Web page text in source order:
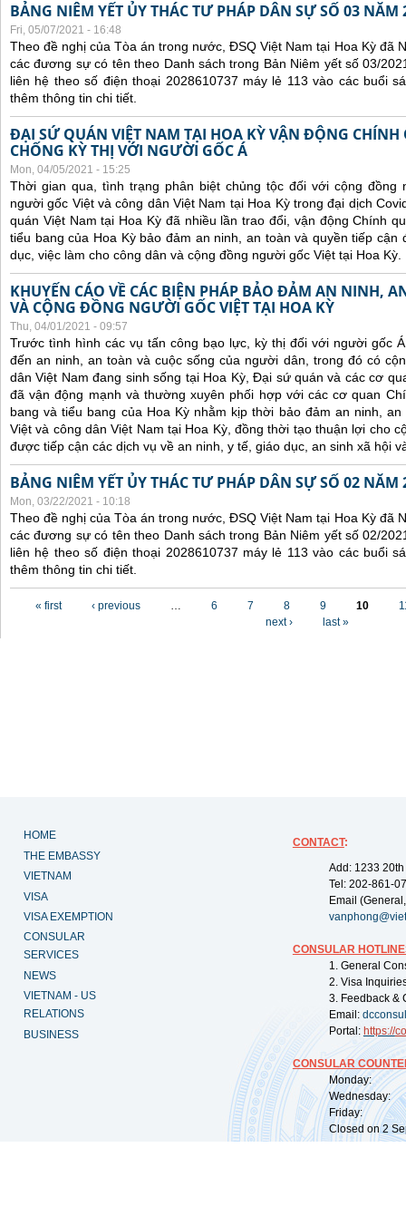
BẢNG NIÊM YẾT ỦY THÁC TƯ PHÁP DÂN SỰ SỐ 03 NĂM
Fri, 05/07/2021 - 16:48
Theo đề nghị của Tòa án trong nước, ĐSQ Việt Nam tại Hoa Kỳ đã
các đương sự có tên theo Danh sách trong Bản Niêm yết số 03/
liên hệ theo số điện thoại 2028610737 máy lẻ 113 vào các buổi
thêm thông tin chi tiết.
ĐẠI SỨ QUÁN VIỆT NAM TẠI HOA KỲ VẬN ĐỘNG CHÍNH
CHỐNG KỲ THỊ VỚI NGƯỜI GỐC Á
Mon, 04/05/2021 - 15:25
Thời gian qua, tình trạng phân biệt chủng tộc đối với cộng đồng
người gốc Việt và công dân Việt Nam tại Hoa Kỳ trong đại dịch
quán Việt Nam tại Hoa Kỳ đã nhiều lần trao đổi, vận động Chính
tiểu bang của Hoa Kỳ bảo đảm an ninh, an toàn và quyền tiếp cận
dục, việc làm cho công dân và cộng đồng người gốc Việt tại Hoa Kỳ.
KHUYẾN CÁO VỀ CÁC BIỆN PHÁP BẢO ĐẢM AN NINH,
VÀ CỘNG ĐỒNG NGƯỜI GỐC VIỆT TẠI HOA KỲ
Thu, 04/01/2021 - 09:57
Trước tình hình các vụ tấn công bạo lực, kỳ thị đối với người gốc
đến an ninh, an toàn và cuộc sống của người dân, trong đó có
dân Việt Nam đang sinh sống tại Hoa Kỳ,Đại sứ quán và các cơ
đãvận động mạnh và thường xuyên phối hợpvới cáccơ quan
bang và tiểu bang của Hoa Kỳ nhằm kịp thời bảo đảm an ninh,
Việtvà công dân Việt Nam tại Hoa Kỳ, đồng thời tạo thuận lợi cho
được tiếp cận các dịch vụ về an ninh, y tế, giáo dục, an sinh xã hội
BẢNG NIÊM YẾT ỦY THÁC TƯ PHÁP DÂN SỰ SỐ 02 NĂM
Mon, 03/22/2021 - 10:18
Theo đề nghị của Tòa án trong nước, ĐSQ Việt Nam tại Hoa Kỳ đã
các đương sự có tên theo Danh sách trong Bản Niêm yết số 02/
liên hệ theo số điện thoại 2028610737 máy lẻ 113 vào các buổi
thêm thông tin chi tiết.
« first ‹ previous … 6 7 8 9 10
next ›
last »
HOME
THE EMBASSY
VIETNAM
VISA
VISA EXEMPTION
CONSULAR
SERVICES
NEWS
VIETNAM - US
RELATIONS
BUSINESS
CONTACT:
Add: 1233
Tel: 202-861-
Email
CONSULAR
1. General
2. Visa
3. Feedback &
Email:
Portal: https://
CONSULAR
Monday:
Wednesday:
Friday:
Closed on 2